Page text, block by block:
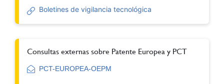
Boletines de vigilancia tecnológica
Consultas externas sobre Patente Europea y PCT
PCT-EUROPEA-OEPM